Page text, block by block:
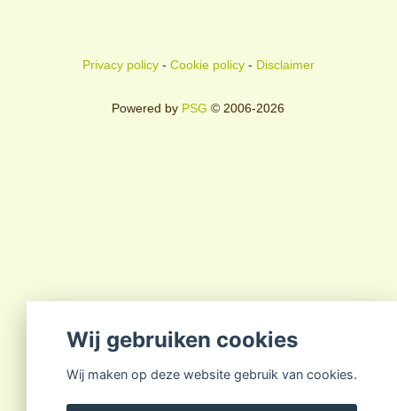
Privacy policy- Cookie policy- Disclaimer
Powered by PSG © 2006-2026
Wij gebruiken cookies
Wij maken op deze website gebruik van cookies.